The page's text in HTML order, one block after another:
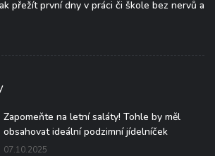
přežít první dny v práci či škole bez nervů a
Zapomeňte na letní saláty! Tohle by měl
obsahovat ideální podzimní jídelníček
07.10.2025